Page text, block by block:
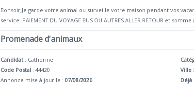
Bonsoir,Je garde votre animal ou surveille votre maison pendant vos
service. PAIEMENT DU VOYAGE BUS OU AUTRES ALLER RETOUR et
Promenade d'animaux
Candidat : Catherine
Code Postal : 44420
Annonce mise à jour le :07/08/2026
Ville :
Déjà